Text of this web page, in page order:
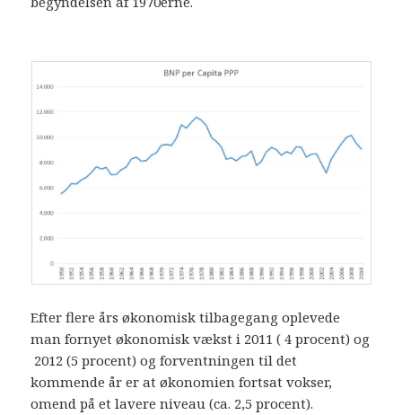
Efter flere års økonomisk tilbagegang oplevede
man fornyet økonomisk vækst i 2011 ( 4 procent) og
2012 (5 procent) og forventningen til det
kommende år er at økonomien fortsat vokser,
omend på et lavere niveau (ca. 2,5 procent).